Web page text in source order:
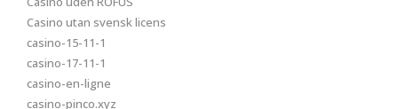
Casino utan svensk licens
casino-15-11-1
casino-17-11-1
casino-en-ligne
casino-pinco.xyz